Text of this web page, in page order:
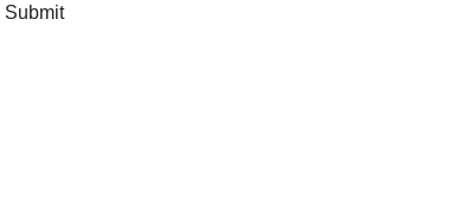
Submit